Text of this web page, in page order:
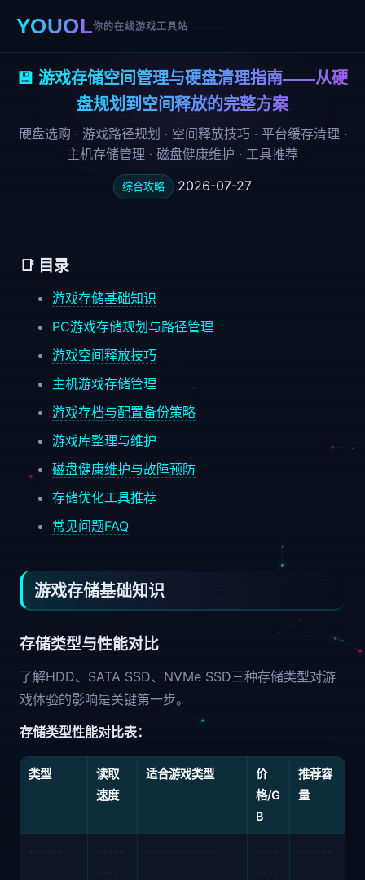
YOUOL你的在线游戏工具站
💾 游戏存储空间管理与硬盘清理指南——从硬
盘规划到空间释放的完整方案
硬盘选购 · 游戏路径规划 · 空间释放技巧 · 平台缓存清理 ·
主机存储管理 · 磁盘健康维护 · 工具推荐
综合攻略 2026-07-27
📑 目录
游戏存储基础知识
PC游戏存储规划与路径管理
游戏空间释放技巧
主机游戏存储管理
游戏存档与配置备份策略
游戏库整理与维护
磁盘健康维护与故障预防
存储优化工具推荐
常见问题FAQ
游戏存储基础知识
存储类型与性能对比
了解HDD、SATA SSD、NVMe SSD三种存储类型对游
戏体验的影响是关键第一步。
存储类型性能对比表：
类型
读取
速度
适合游戏类型
价
格/G
B
推荐容
量
------
-----
----
------------
----
----
------
--